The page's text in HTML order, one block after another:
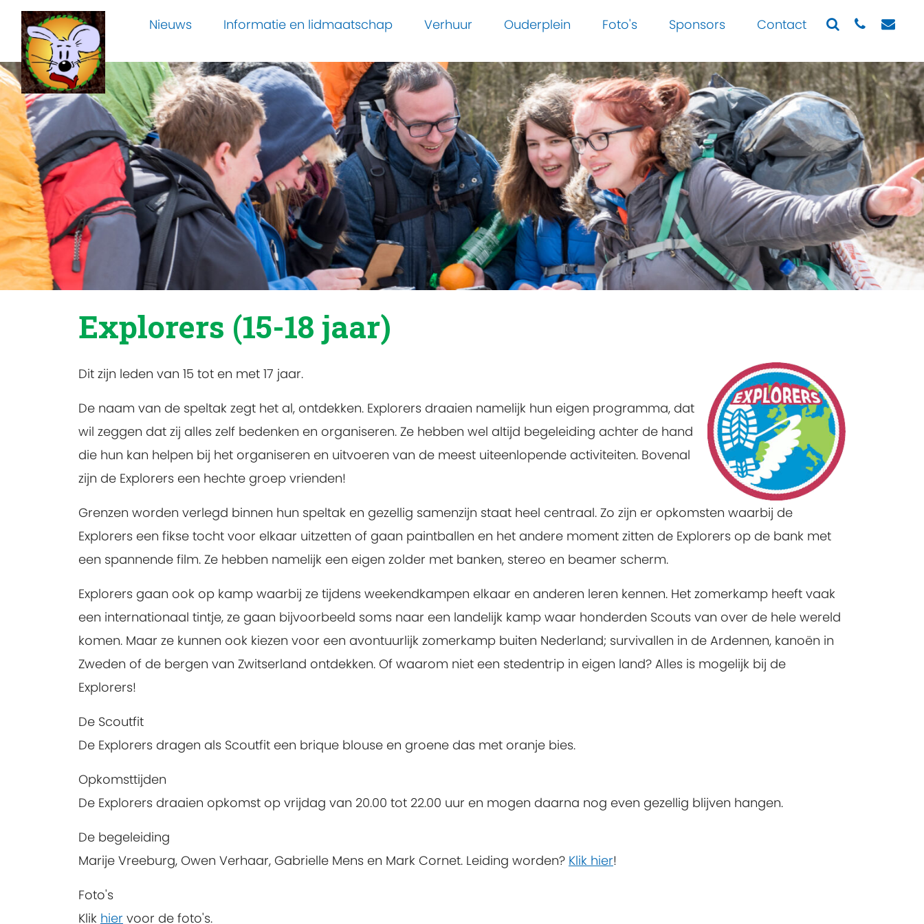
Nieuws Informatie en lidmaatschap Verhuur Ouderplein Foto's Sponsors Contact
Explorers (15-18 jaar)
Dit zijn leden van 15 tot en met 17 jaar.
De naam van de speltak zegt het al, ontdekken. Explorers draaien namelijk hun eigen programma, dat
wil zeggen dat zij alles zelf bedenken en organiseren. Ze hebben wel altijd begeleiding achter de hand
die hun kan helpen bij het organiseren en uitvoeren van de meest uiteenlopende activiteiten. Bovenal
zijn de Explorers een hechte groep vrienden!
Grenzen worden verlegd binnen hun speltak en gezellig samenzijn staat heel centraal. Zo zijn er opkomsten waarbij de
Explorers een fikse tocht voor elkaar uitzetten of gaan paintballen en het andere moment zitten de Explorers op de bank met
een spannende film. Ze hebben namelijk een eigen zolder met banken, stereo en beamer scherm.
Explorers gaan ook op kamp waarbij ze tijdens weekendkampen elkaar en anderen leren kennen. Het zomerkamp heeft vaak
een internationaal tintje, ze gaan bijvoorbeeld soms naar een landelijk kamp waar honderden Scouts van over de hele wereld
komen. Maar ze kunnen ook kiezen voor een avontuurlijk zomerkamp buiten Nederland; survivallen in de Ardennen, kanoën in
Zweden of de bergen van Zwitserland ontdekken. Of waarom niet een stedentrip in eigen land? Alles is mogelijk bij de
Explorers!
De Scoutfit
De Explorers dragen als Scoutfit een brique blouse en groene das met oranje bies.
Opkomsttijden
De Explorers draaien opkomst op vrijdag van 20.00 tot 22.00 uur en mogen daarna nog even gezellig blijven hangen.
De begeleiding
Marije Vreeburg, Owen Verhaar, Gabrielle Mens en Mark Cornet. Leiding worden? Klik hier!
Foto's
Klik hier voor de foto's.